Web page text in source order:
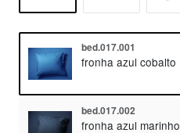
bed.017.001
fronha azul cobalto
bed.017.002
fronha azul marinho